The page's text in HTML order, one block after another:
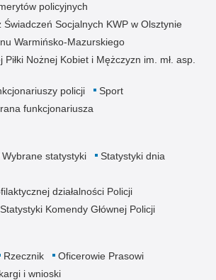
policyjnych
Świadczeń Socjalnych KWP w Olsztynie
Warmińsko-Mazurskiego
Nożnej Kobiet i Mężczyzn im. mł. asp.
policji
Sport
funkcjonariusza
Wybrane statystyki
Statystyki dnia
działalności Policji
Statystyki Komendy Głównej Policji
Rzecznik
Oficerowie Prasowi
i wnioski